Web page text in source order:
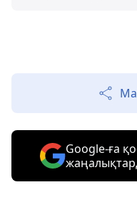
Google-ға